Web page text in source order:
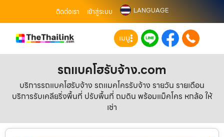
ติดต่อเรา เข้าสู่ระบบ LANGUAGE
เมนู
รถแบคโฮรับจ้าง.com
บริการรถแบคโฮรับจ้าง รถแมคโครรับจ้าง รายวัน รายเดือน
บริการรับเคลียริ่งพื้นที่ ปรับพื้นที่ ถมดิน พร้อมแม็คโคร หกล้อ ให้
เช่า